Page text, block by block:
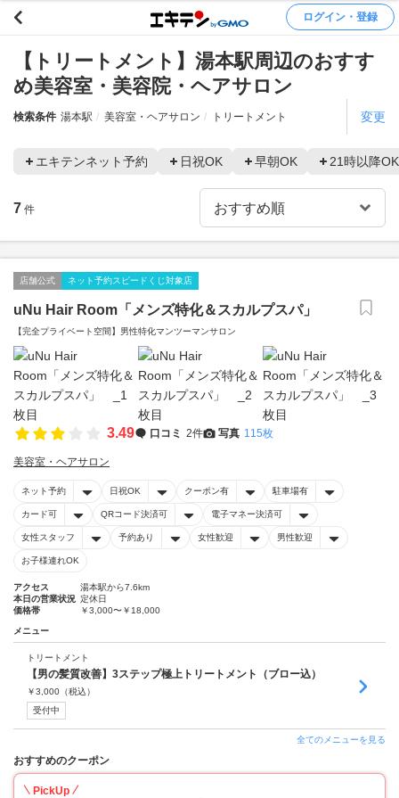
ログイン・登録
【トリートメント】湯本駅周辺のおすす
め美容室・美容院・ヘアサロン
検索条件 湯本駅 美容室・ヘアサロン トリートメント 変更
エキテンネット予約 日祝OK 早朝OK 21時以降OK
7 件
店舗公式 ネット予約スピードくじ対象店
uNu Hair Room「メンズ特化＆スカルプスパ」
【完全プライベート空間】男性特化マンツーマンサロン
3.49 口コミ 2件 写真 115枚
美容室・ヘアサロン
ネット予約 日祝OK クーポン有 駐車場有
カード可 QRコード決済可 電子マネー決済可
女性スタッフ 予約あり 女性歓迎 男性歓迎
お子様連れOK
アクセス
湯本駅から7.6km
本日の営業状況 定休日
価格帯
￥3,000〜￥18,000
メニュー
トリートメント
【男の髪質改善】3ステップ極上トリートメント（ブロー込）
￥3,000 （税込）
受付中
全てのメニューを見る
おすすめのクーポン
PickUp